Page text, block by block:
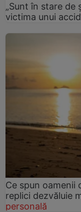
„Sunt în stare de
victima unui
Ce spun oamenii
replici dezvăluie
personală